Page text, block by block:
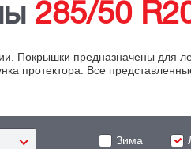
285/50
Покрышки предназначены для
протектора. Все
Зима